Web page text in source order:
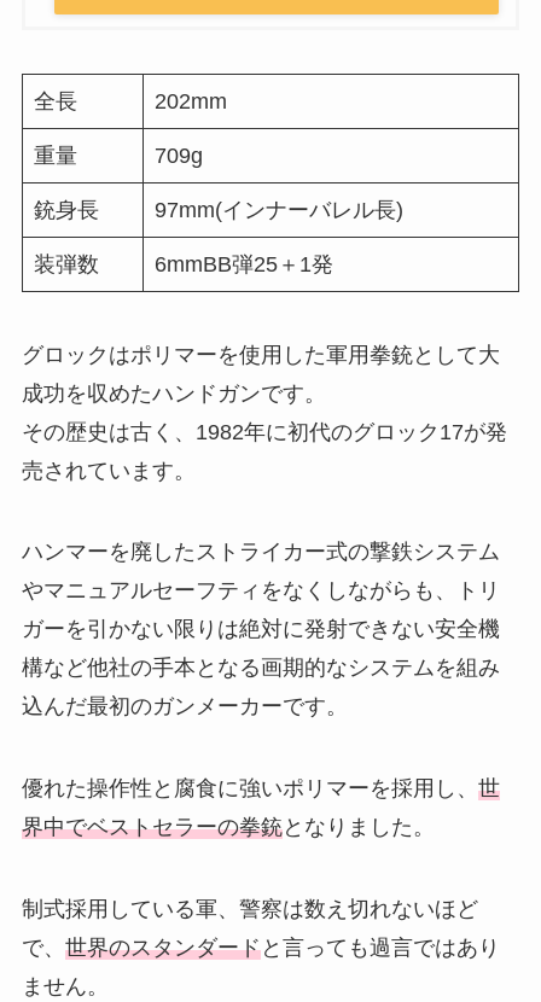
全長 202mm
重量 709g
銃身長 97mm(インナーバレル長)
装弾数 6mmBB弾25＋1発
グロックはポリマーを使用した軍用拳銃として大
成功を収めたハンドガンです。
その歴史は古く、1982年に初代のグロック17が発
売されています。
ハンマーを廃したストライカー式の撃鉄システム
やマニュアルセーフティをなくしながらも、トリ
ガーを引かない限りは絶対に発射できない安全機
構など他社の手本となる画期的なシステムを組み
込んだ最初のガンメーカーです。
優れた操作性と腐食に強いポリマーを採用し、 世
界中でベストセラーの拳銃となりました。
制式採用している軍、警察は数え切れないほど
で、 世界のスタンダードと言っても過言ではあり
ません。